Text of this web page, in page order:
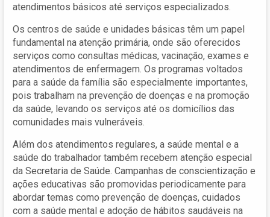
atendimentos básicos até serviços especializados.
Os centros de saúde e unidades básicas têm um papel
fundamental na atenção primária, onde são oferecidos
serviços como consultas médicas, vacinação, exames e
atendimentos de enfermagem. Os programas voltados
para a saúde da família são especialmente importantes,
pois trabalham na prevenção de doenças e na promoção
da saúde, levando os serviços até os domicílios das
comunidades mais vulneráveis.
Além dos atendimentos regulares, a saúde mental e a
saúde do trabalhador também recebem atenção especial
da Secretaria de Saúde. Campanhas de conscientização e
ações educativas são promovidas periodicamente para
abordar temas como prevenção de doenças, cuidados
com a saúde mental e adoção de hábitos saudáveis na